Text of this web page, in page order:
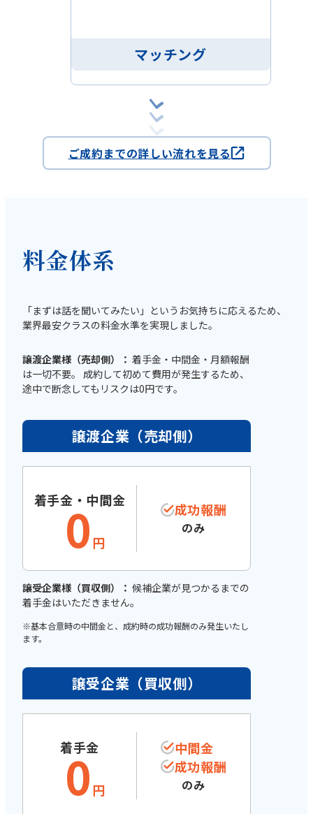
マッチング
ご成約までの詳しい流れを見る
料金体系
「まずは話を聞いてみたい」というお気持ちに応えるため、
業界最安クラスの料金水準を実現しました。
譲渡企業様（売却側）： 着手金・中間金・月額報酬
は一切不要。 成約して初めて費用が発生するため、
途中で断念してもリスクは0円です。
譲渡企業（売却側）
着手金・中間金
0円
成功報酬
のみ
譲受企業様（買収側）： 候補企業が見つかるまでの
着手金はいただきません。
※基本合意時の中間金と、成約時の成功報酬のみ発生いたし
ます。
譲受企業（買収側）
着手金
0円
中間金
成功報酬
のみ